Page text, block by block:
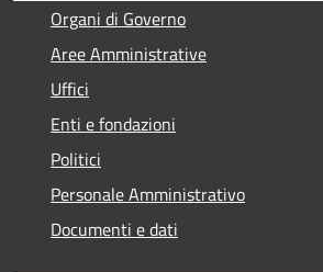
Organi di Governo
Aree Amministrative
Uffici
Enti e fondazioni
Politici
Personale Amministrativo
Documenti e dati